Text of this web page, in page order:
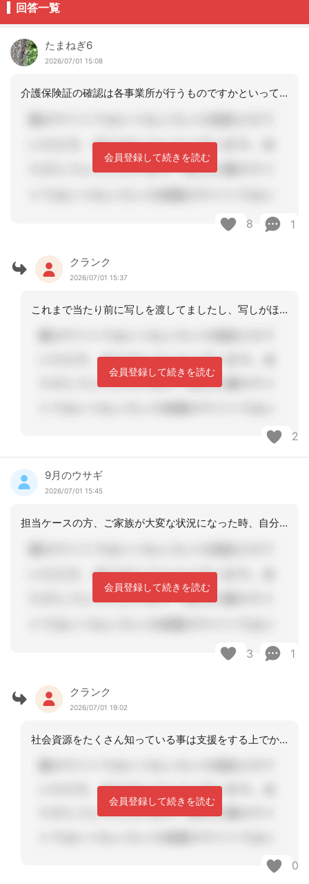
回答一覧
たまねぎ6
2026/07/01 15:08
介護保険証の確認は各事業所が行うものですかといってワタシも渡してますけど・・・て
会員登録して続きを読む
8 1
クランク
2026/07/01 15:37
これまで当たり前に写しを渡してましたし、写しがほしいですと依頼がありました。知ら
会員登録して続きを読む
2
9月のウサギ
2026/07/01 15:45
担当ケースの方、ご家族が大変な状況になった時、自分の知識をフル回転し、状況を改善
会員登録して続きを読む
3 1
クランク
2026/07/01 19:02
社会資源をたくさん知っている事は支援をする上でかなりの強みですね。羨ましいです。
会員登録して続きを読む
0